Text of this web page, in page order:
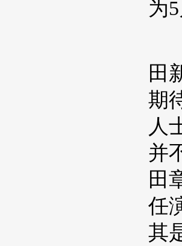
为
田
期
人
并
田
任
其